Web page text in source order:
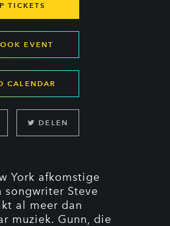
TICKETS
EVENT
CALENDAR
DELEN
York afkomstige
songwriter Steve
al meer dan
muziek. Gunn, die